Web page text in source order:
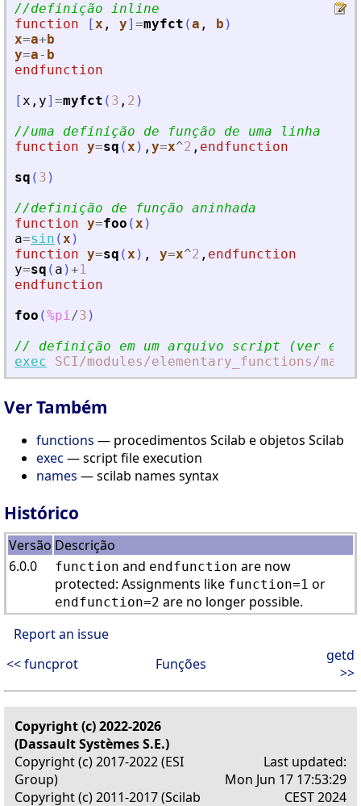
//definição inline
function
[x , y] =myfct (a , b )
x=a+ b
y=a- b
endfunction
[x , y] =myfct ( 3 , 2 )
//uma definição de função de uma linha
function y=sq (x ) , y=x^2 , endfunction
sq ( 3 )
//definição de função aninhada
function y=foo (x )
a=sin (x )
function y=sq (x ) , y=x^2 , endfunction
y=sq ( a )+1
endfunction
foo (%pi/3 )
// definição em um arquivo script (ver
exec
SCI/modules/elementary_functions/
Ver Também
functions — procedimentos Scilab e objetos Scilab
exec — script file execution
names — scilab names syntax
Histórico
Versão Descrição
6.0.0
function and endfunction are now
protected: Assignments like function=1 or
endfunction=2 are no longer possible.
Report an issue
<< funcprot
Funções
getd
>>
Copyright (c) 2022-2026
(Dassault Systèmes S.E.)
Copyright (c) 2017-2022 (ESI
Group)
Copyright (c) 2011-2017 (Scilab
Last updated:
Mon Jun 17 17:53:29
CEST 2024